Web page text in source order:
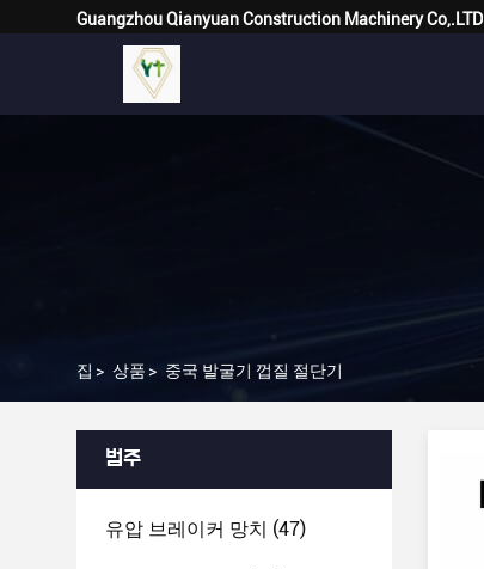
Guangzhou Qianyuan Construction Machinery Co,.LTD
집 > 상품 > 중국 발굴기 껍질 절단기
범주
유압 브레이커 망치 (47)